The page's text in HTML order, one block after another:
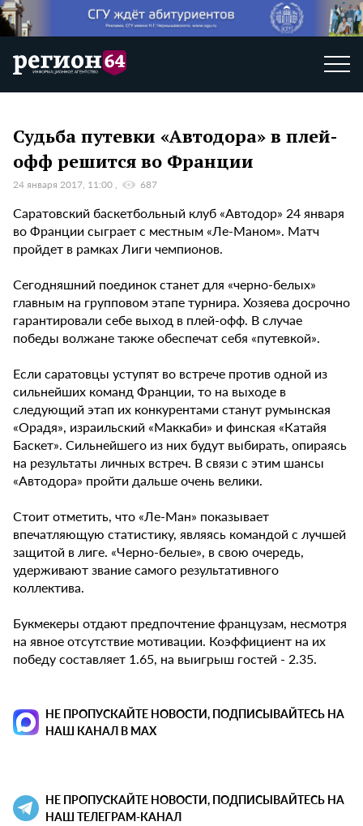
Судьба путевки «Автодора» в плей-
офф решится во Франции
24 января 2017, 11:00 687
Саратовский баскетбольный клуб «Автодор» 24 января
во Франции сыграет с местным «Ле-Маном». Матч
пройдет в рамках Лиги чемпионов.
Сегодняшний поединок станет для «черно-белых»
главным на групповом этапе турнира. Хозяева досрочно
гарантировали себе выход в плей-офф. В случае
победы волжане также обеспечат себя «путевкой».
Если саратовцы уступят во встрече против одной из
сильнейших команд Франции, то на выходе в
следующий этап их конкурентами станут румынская
«Орадя», израильский «Маккаби» и финская «Катайя
Баскет». Сильнейшего из них будут выбирать, опираясь
на результаты личных встреч. В связи с этим шансы
«Автодора» пройти дальше очень велики.
Стоит отметить, что «Ле-Ман» показывает
впечатляющую статистику, являясь командой с лучшей
защитой в лиге. «Черно-белые», в свою очередь,
удерживают звание самого результативного
коллектива.
Букмекеры отдают предпочтение французам, несмотря
на явное отсутствие мотивации. Коэффициент на их
победу составляет 1.65, на выигрыш гостей - 2.35.
НЕ ПРОПУСКАЙТЕ НОВОСТИ, ПОДПИСЫВАЙТЕСЬ НА
НАШ КАНАЛ В MAX
НЕ ПРОПУСКАЙТЕ НОВОСТИ, ПОДПИСЫВАЙТЕСЬ НА
НАШ ТЕЛЕГРАМ-КАНАЛ